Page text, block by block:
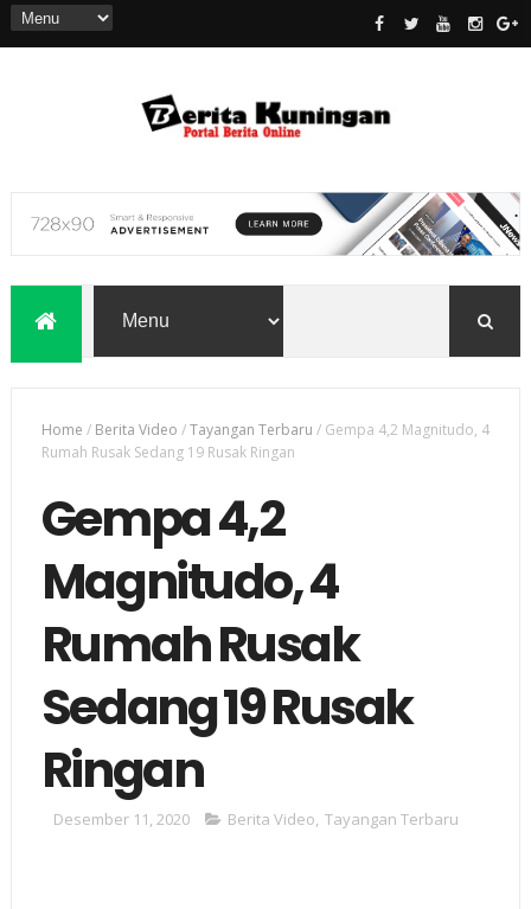
Home / Berita Video /Tayangan Terbaru / Gempa 4,2 Magnitudo, 4
Rumah Rusak Sedang 19 Rusak Ringan
Gempa 4,2
Magnitudo, 4
Rumah Rusak
Sedang 19 Rusak
Ringan
Desember 11, 2020 Berita Video Tayangan Terbaru